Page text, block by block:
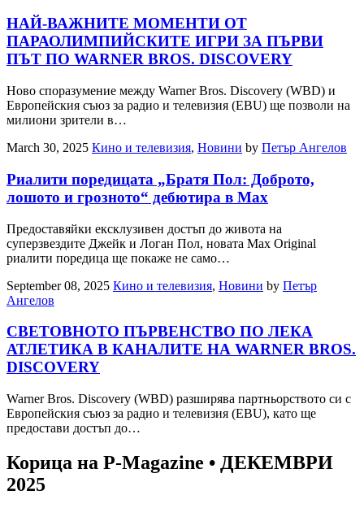
НАЙ-ВАЖНИТЕ МОМЕНТИ ОТ
ПАРАОЛИМПИЙСКИТЕ ИГРИ ЗА ПЪРВИ
ПЪТ ПО WARNER BROS. DISCOVERY
Ново споразумение между Warner Bros. Discovery (WBD) и
Европейския съюз за радио и телевизия (EBU) ще позволи на
милиони зрители в…
March 30, 2025 Кино и телевизия, Новини by Петър Ангелов
Риалити поредицата „Братя Пол: Доброто,
лошото и грозното“ дебютира в Max
Предоставяйки ексклузивен достъп до живота на
суперзвездите Джейк и Логан Пол, новата Max Original
риалити поредица ще покаже не само…
September 08, 2025 Кино и телевизия, Новини by Петър
Ангелов
СВЕТОВНОТО ПЪРВЕНСТВО ПО ЛЕКА
АТЛЕТИКА В КАНАЛИТЕ НА WARNER BROS.
DISCOVERY
Warner Bros. Discovery (WBD) разширява партньорството си с
Европейския съюз за радио и телевизия (EBU), като ще
предостави достъп до…
Корица на P-Magazine • ДЕКЕМВРИ
2025